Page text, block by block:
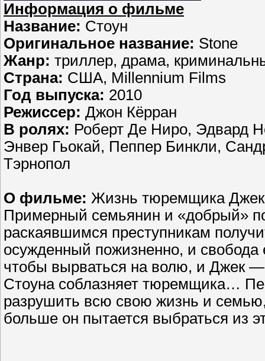
Информация о фильме
Название: Стоун
Оригинальное название: Stone
Жанр: триллер, драма,
Страна: США, Millennium Films
Год выпуска: 2010
Режиссер: Джон Кёрран
В ролях: Роберт Де Ниро, Эдвард
Энвер Гьокай, Пеппер Бинкли,
Тэрнопол
О фильме: Жизнь тюремщика
Примерный семьянин и «добрый»
раскаявшимся преступникам
осужденный пожизненно, и свобода
чтобы вырваться на волю, и Джек
Стоуна соблазняет тюремщика…
разрушить всю свою жизнь и
больше он пытается выбраться из